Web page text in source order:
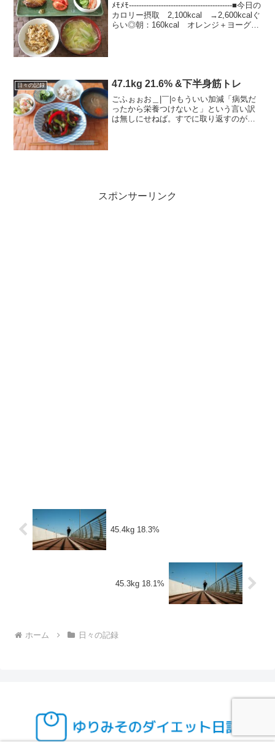
ﾒﾓﾒﾓ------------------------------------------■今日の
カロリー摂取 2,100kcal →2,600kcalぐ
らい◎朝：160kcal オレンジ＋ヨーグル
日々の記録 47.1kg 21.6% &下半身筋トレ
ごふぉぉお＿|￣|○もういい加減「病気だ
ったから栄養つけないと」という言い訳
は無しにせねば。すでに取り返すのが大
スポンサーリンク
45.4kg 18.3%
45.3kg 18.1%
ホーム 日々の記録